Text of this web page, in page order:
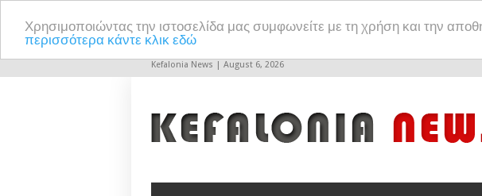
Χρησιμοποιώντας την ιστοσελίδα μας συμφωνείτε με τη χρήση και την
περισσότερα κάντε κλικ εδώ
Kefalonia News | August 6, 2026